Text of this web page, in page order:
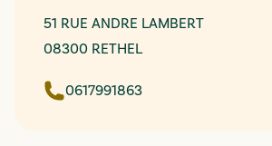
51 RUE ANDRE LAMBERT
08300 RETHEL
0617991863